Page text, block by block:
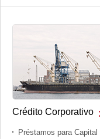
Crédito Corporativo
Préstamos para Capital